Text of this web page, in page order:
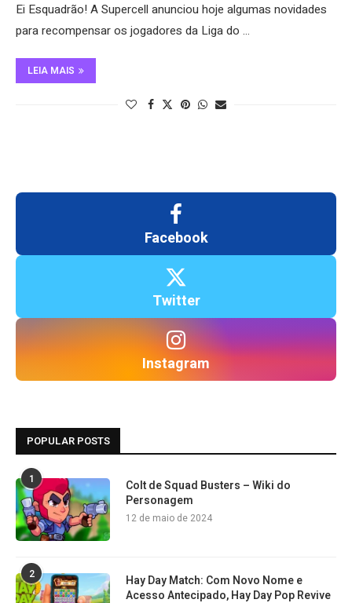
Ei Esquadrão! A Supercell anunciou hoje algumas novidades
para recompensar os jogadores da Liga do …
LEIA MAIS
Facebook
Twitter
Instagram
POPULAR POSTS
1
Colt de Squad Busters – Wiki do
Personagem
12 de maio de 2024
2
Hay Day Match: Com Novo Nome e
Acesso Antecipado, Hay Day Pop Revive